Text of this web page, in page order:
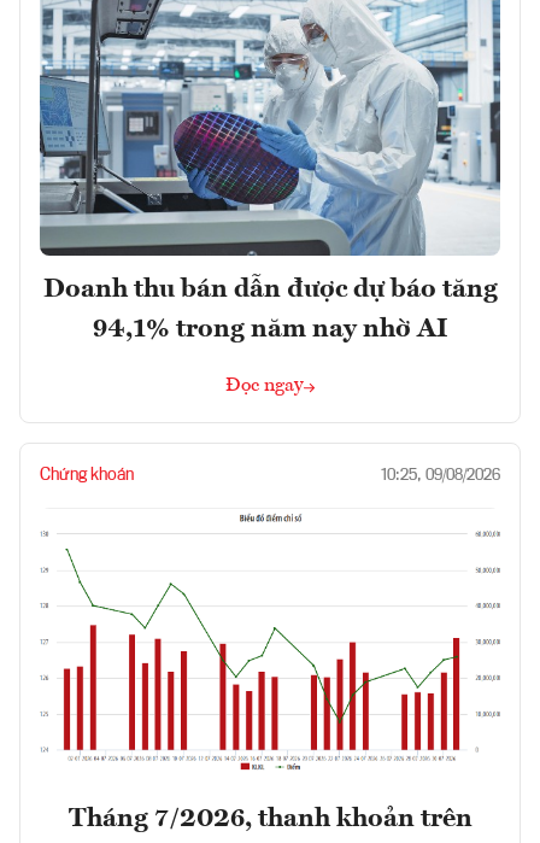
Doanh thu bán dẫn được dự báo tăng
94,1% trong năm nay nhờ AI
Đọc ngay
Chứng khoán 10:25, 09/08/2026
Tháng 7/2026, thanh khoản trên